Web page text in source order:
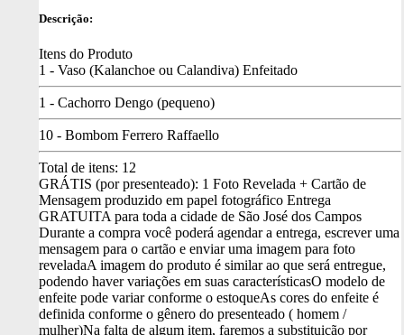
Descrição:
Itens do Produto
1 - Vaso (Kalanchoe ou Calandiva) Enfeitado
1 - Cachorro Dengo (pequeno)
10 - Bombom Ferrero Raffaello
Total de itens: 12
GRÁTIS (por presenteado): 1 Foto Revelada + Cartão de
Mensagem produzido em papel fotográfico Entrega
GRATUITA para toda a cidade de São José dos Campos
Durante a compra você poderá agendar a entrega, escrever uma
mensagem para o cartão e enviar uma imagem para foto
reveladaA imagem do produto é similar ao que será entregue,
podendo haver variações em suas característicasO modelo de
enfeite pode variar conforme o estoqueAs cores do enfeite é
definida conforme o gênero do presenteado ( homem /
mulher)Na falta de algum item, faremos a substituição por